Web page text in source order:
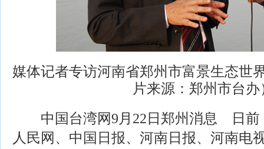
媒体记者专访河南省郑州市富景生态世
片来源：郑州市台办
中国台湾网9月22日郑州消息 日前
人民网、中国日报、河南日报、河南电